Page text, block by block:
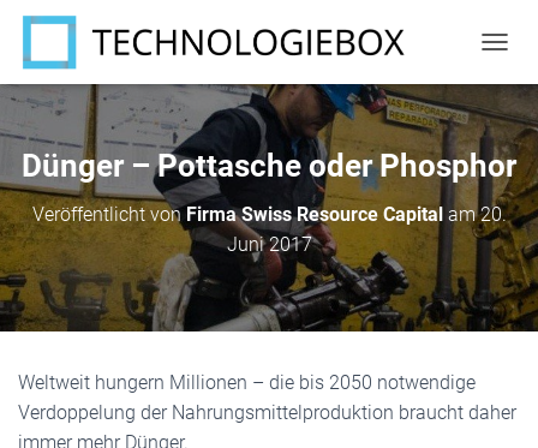
A
I
G
A
T
I
O
N
U
M
S
Dünger – Pottasche oder Phosphor
Veröffentlicht vonFirma Swiss Resource Capitalam20.
Juni 2017
Weltweit hungern Millionen – die bis 2050 notwendige
Verdoppelung der Nahrungsmittelproduktion braucht daher
immer mehr Dünger.